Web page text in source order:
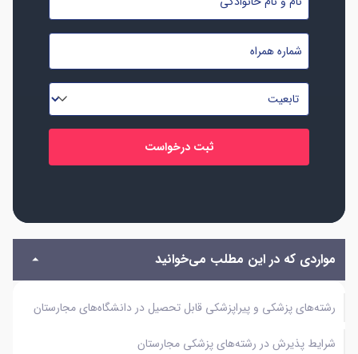
نام
خانوادگی
*
شماره
موبایل
*
تابعیت
*
مواردی که در این مطلب می‌خوانید
رشته‌های پزشکی و پیراپزشکی قابل تحصیل در دانشگاه‌های مجارستان
شرایط پذیرش در رشته‌های پزشکی مجارستان